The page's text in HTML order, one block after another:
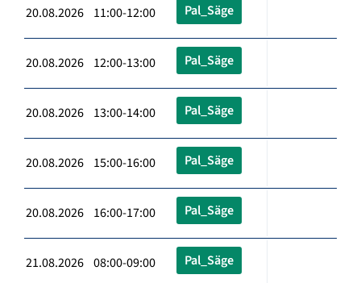
20.08.2026 11:00-12:00 Pal_Säge
20.08.2026 12:00-13:00 Pal_Säge
20.08.2026 13:00-14:00 Pal_Säge
20.08.2026 15:00-16:00 Pal_Säge
20.08.2026 16:00-17:00 Pal_Säge
21.08.2026 08:00-09:00 Pal_Säge